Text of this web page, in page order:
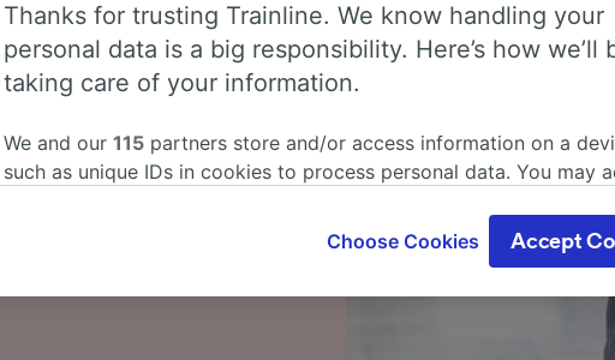
siden for å søke etter billige
spare på togbilletter fra
på forhånd.
Aix-en-Provence? Det er
oss i dag! Hvis du vil finne ut
nedenfor, tips om å bestille
inkludert dagens
Thanks for trusting Trainline. We know handling your
personal data is a big responsibility. Here’s how we’ll
taking care of your information.
We and our 115 partners store and/or access information on a
such as unique IDs in cookies to process personal data. You may
where legitimate interest is used, or at any time in the privacy
These choices will be signaled to our partners and will not affect
Choose Cookies Accept